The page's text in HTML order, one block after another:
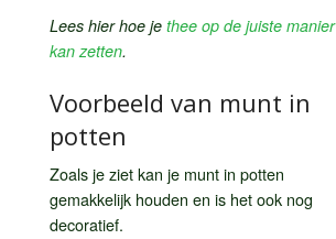
Lees hier hoe je thee op de juiste manier
kan zetten.
Voorbeeld van munt in
potten
Zoals je ziet kan je munt in potten
gemakkelijk houden en is het ook nog
decoratief.